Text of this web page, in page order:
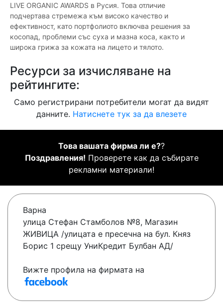
LIVE ORGANIC AWARDS в Русия. Това отличие
подчертава стремежа към високо качество и
ефективност, като портфолиото включва решения за
косопад, проблеми със суха и мазна коса, както и
широка грижа за кожата на лицето и тялото.
Ресурси за изчисляване на
рейтингите:
Само регистрирани потребители могат да видят
данните. Натиснете тук за да влезете
Това вашата фирма ли е??
Поздравления! Проверете как да събирате
рекламни материали!
Варна
улица Стефан Стамболов №8, Магазин
ЖИВИЦА /улицата е пресечна на бул. Княз
Борис 1 срещу УниКредит Булбан АД/
Вижте профила на фирмата на